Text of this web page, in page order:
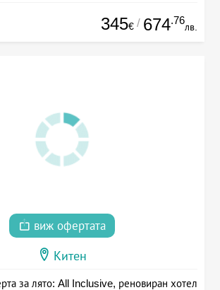
345€ / 674.76
лв.
виж офертата
Китен
за лято: All Inclusive, реновиран хотел